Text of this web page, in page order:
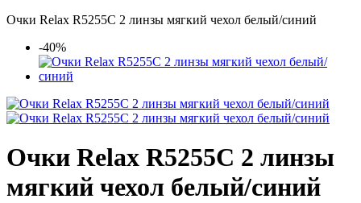
Очки Relax R5255C 2 линзы мягкий чехол белый/синий
-40%
Очки Relax R5255C 2 линзы
мягкий чехол белый/синий